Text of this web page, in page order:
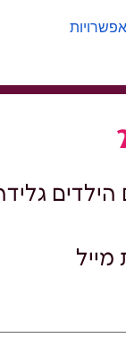
למוצר
מספר
האפשרויותהילדים
מייל